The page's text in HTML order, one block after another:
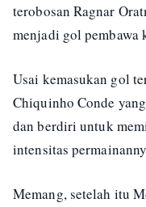
terobosan Ragnar
menjadi gol pembawa
Usai kemasukan gol
Chiquinho Conde
dan berdiri untuk
intensitas
Memang, setelah itu